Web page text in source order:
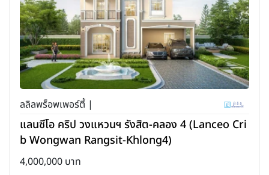
ลลิลพร็อพเพอร์ตี้ |
แลนซีโอ คริป วงแหวนฯ รังสิต-คลอง 4 (Lanceo Cri
b Wongwan Rangsit-Khlong4)
4,000,000 บาท